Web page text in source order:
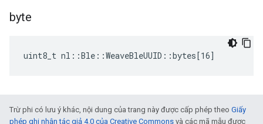
byte
uint8_t nl::Ble::WeaveBleUUID::bytes[16]
Trừ phi có lưu ý khác, nội dung của trang này được cấp phép theo Giấy
phép ghi nhận tác giả 4.0 của Creative Commons và các mã mẫu được